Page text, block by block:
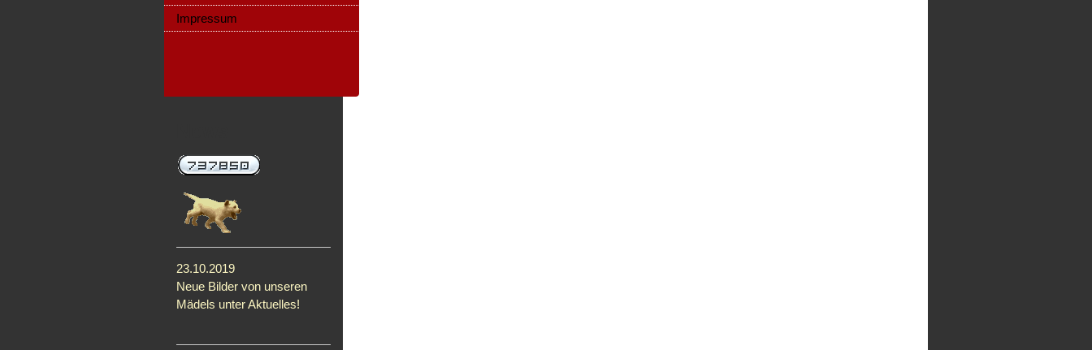
Impressum
23.10.2019
Neue Bilder von unseren
Mädels unter Aktuelles!